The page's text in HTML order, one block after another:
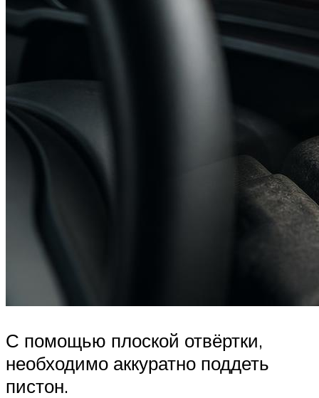
С помощью плоской отвёртки,
необходимо аккуратно поддеть
пистон.